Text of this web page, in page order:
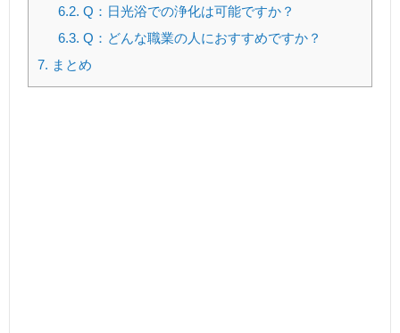
6.2. Q：日光浴での浄化は可能ですか？
6.3. Q：どんな職業の人におすすめですか？
7. まとめ